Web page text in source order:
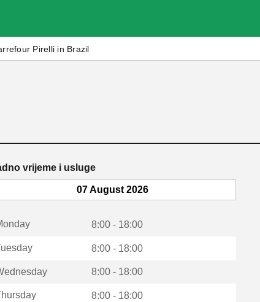
Pirelli in Brazil
vrijeme i usluge
07 August 2026
8:00 - 18:00
8:00 - 18:00
8:00 - 18:00
8:00 - 18:00